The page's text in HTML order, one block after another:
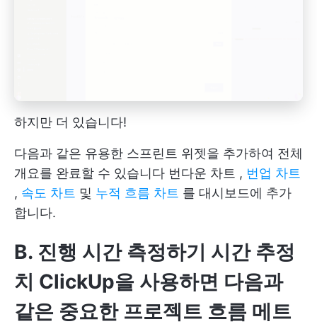
하지만 더 있습니다!
다음과 같은 유용한 스프린트 위젯을 추가하여 전체
개요를 완료할 수 있습니다 번다운 차트 , 번업 차트
, 속도 차트 및 누적 흐름 차트 를 대시보드에 추가
합니다.
B. 진행 시간 측정하기 시간 추정
치 ClickUp을 사용하면 다음과
같은 중요한 프로젝트 흐름 메트